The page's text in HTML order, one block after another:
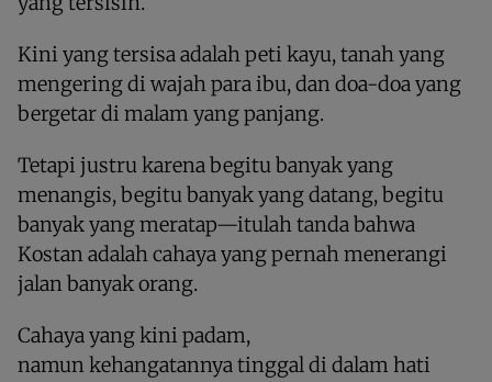
Kini yang tersisa adalah peti kayu, tanah yang
mengering di wajah para ibu, dan doa-doa yang
bergetar di malam yang panjang.
Tetapi justru karena begitu banyak yang
menangis, begitu banyak yang datang, begitu
banyak yang meratap—itulah tanda bahwa
Kostan adalah cahaya yang pernah menerangi
jalan banyak orang.
Cahaya yang kini padam,
namun kehangatannya tinggal di dalam hati